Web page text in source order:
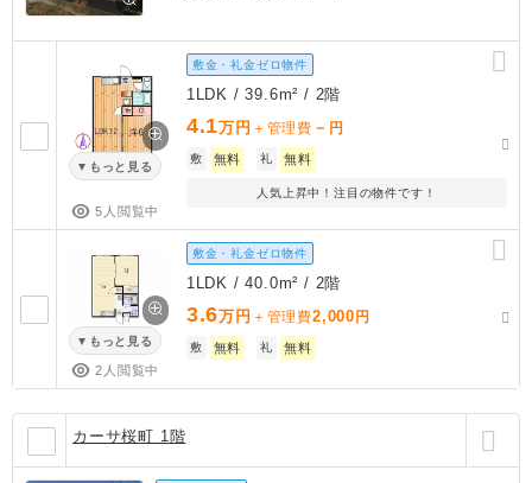
もっと見る
5人閲覧中
敷金・礼金ゼロ物件
1LDK / 39.6m² / 2階
4.1万円 ＋管理費 － 円
敷 無料 礼 無料
人気上昇中！注目の物件です！
もっと見る
2人閲覧中
敷金・礼金ゼロ物件
1LDK / 40.0m² / 2階
3.6万円 ＋管理費2,000 円
敷 無料 礼 無料
カーサ桜町 1階